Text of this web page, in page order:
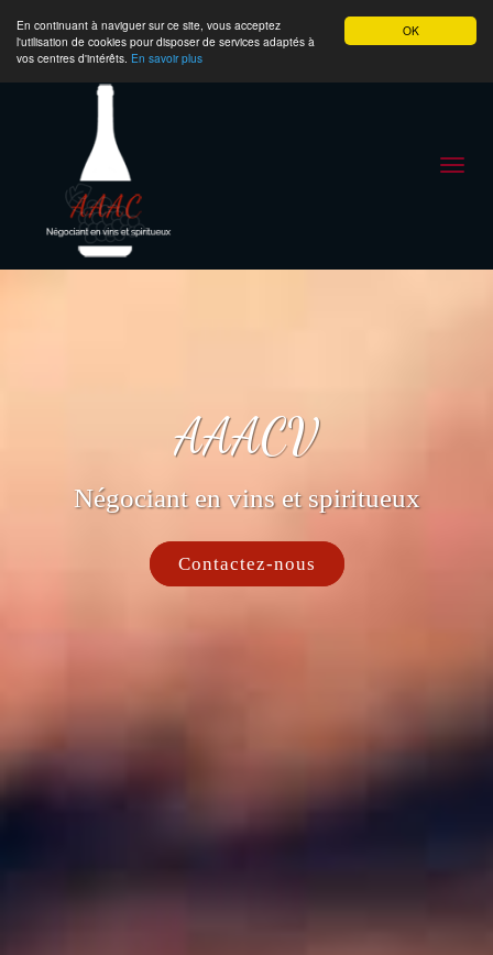
OK
En continuant à naviguer sur ce site, vous acceptez
l'utilisation de cookies pour disposer de services adaptés à
vos centres d'intérêts. En savoir plus
AAACV
Négociant en vins et spiritueux
Contactez-nous